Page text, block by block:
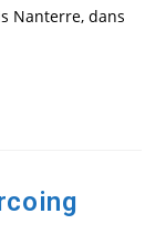
Nanterre, dans